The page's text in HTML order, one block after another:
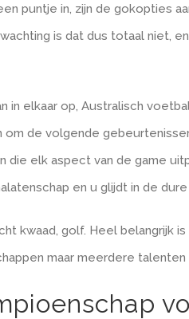
puntje in, zijn de gokopties
is dat dus totaal niet,
in elkaar op, Australisch
om de volgende
die elk aspect van de game
en u glijdt in de dure
kwaad, golf. Heel belangrijk
maar meerdere talenten